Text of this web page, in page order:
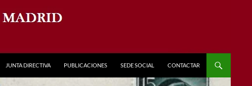
JUNTA DIRECTIVA PUBLICACIONES SEDE SOCIAL CONTACTAR